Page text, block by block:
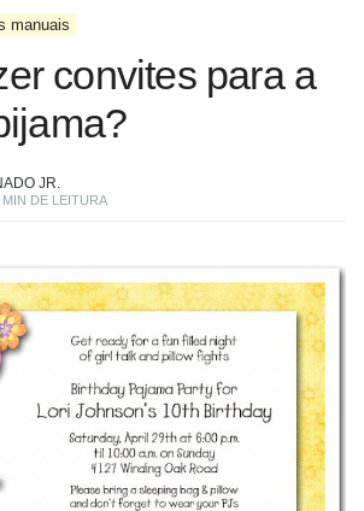
manuais
convites para a
JR.
MIN DE LEITURA